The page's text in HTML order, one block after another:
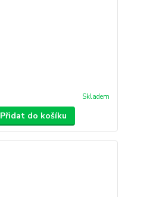
Skladem
Přidat do košíku